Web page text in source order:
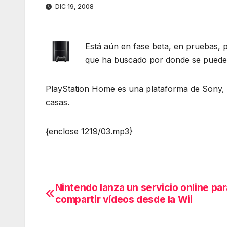
DIC 19, 2008
Está aún en fase beta, en pruebas,
que ha buscado por donde se
PlayStation Home es una plataforma de
casas.
{enclose 1219/03.mp3}
Navegación
Nintendo lanza un servicio online
compartir vídeos desde la Wii